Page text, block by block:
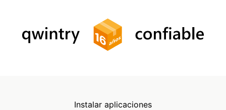
Instalar aplicaciones